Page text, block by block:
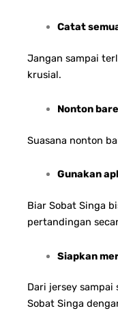
Catat
Jangan sampai
krusial.
Nonton
Suasana nonton
Gunakan
Biar Sobat Singa
pertandingan
Siapkan
Dari jersey
Sobat Singa